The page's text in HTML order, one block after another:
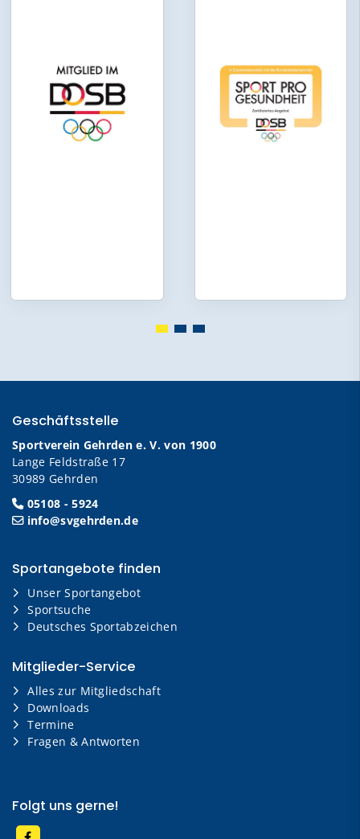
Geschäftsstelle
Sportverein Gehrden e. V. von 1900
Lange Feldstraße 17
30989 Gehrden
05108 - 5924
info@svgehrden.de
Sportangebote finden
Unser Sportangebot
Sportsuche
Deutsches Sportabzeichen
Mitglieder-Service
Alles zur Mitgliedschaft
Downloads
Termine
Fragen & Antworten
Folgt uns gerne!